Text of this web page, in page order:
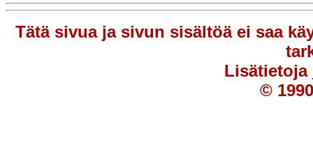
Tätä sivua ja sivun sisältöä ei saa
Lisätietoja
©